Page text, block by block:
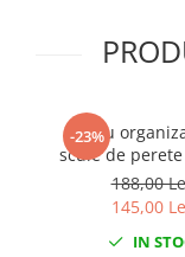
Ciocane Dalti si
Reparat Filete
Scule Electrice
Aeroterme si
Aparate de spalat cu
Aspiratoare
-23%
Panou
scule de perete
cm
188,00
145,00
IN